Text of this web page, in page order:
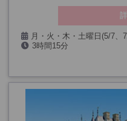
月・火・木・土曜日(5/7、
く) 3時間15分